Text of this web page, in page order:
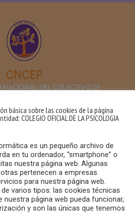
y Logopedia de la Universidad
estamos organizando
o afectados por la DANA.
básica sobre las cookies de la página
COLEGIO OFICIAL DE LA PSICOLOGIA
es un pequeño archivo de
en tu ordenador, “smartphone” o
nuestra página web. Algunas
pertenecen a empresas
para nuestra página web.
varios tipos: las cookies técnicas
nuestra página web pueda funcionar,
y son las únicas que tenemos